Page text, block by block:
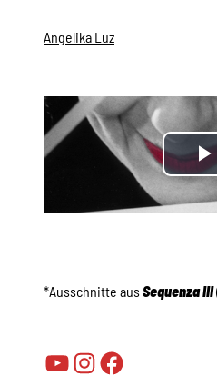
Angelika Luz
*Ausschnitte ausSequenza III
YouTube
Instagram
Facebook